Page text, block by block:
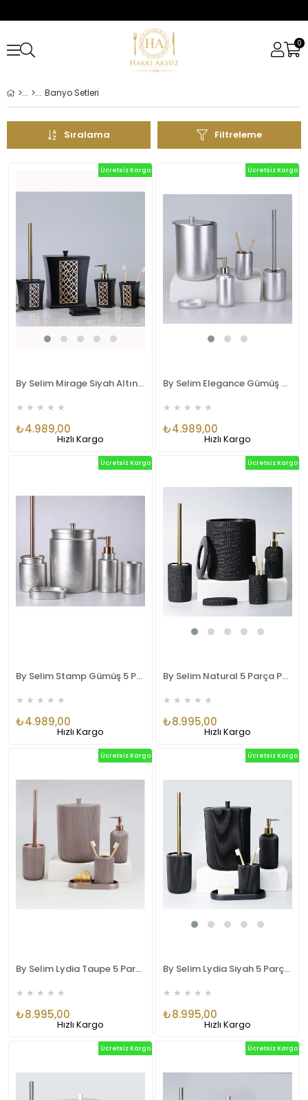
0
Banyo Setleri
Filtreleme
Sıralama
By Selim Mirage Siyah Altın 5 Parça Polyester Banyo Seti
★ ★ ★ ★ ★
₺4.989,00
Ücretsiz Kargo
Hızlı Kargo
By Selim Elegance Gümüş 5 Parça Polyester Banyo Seti
★ ★ ★ ★ ★
₺4.989,00
Ücretsiz Kargo
Hızlı Kargo
By Selim Stamp Gümüş 5 Parça Polyester Banyo Seti
★ ★ ★ ★ ★
₺4.989,00
Ücretsiz Kargo
Hızlı Kargo
By Selim Natural 5 Parça Polyester Banyo Seti Siyah
★ ★ ★ ★ ★
₺8.995,00
Ücretsiz Kargo
Hızlı Kargo
By Selim Lydia Taupe 5 Parça Polyester Banyo Seti
★ ★ ★ ★ ★
₺8.995,00
Ücretsiz Kargo
Hızlı Kargo
By Selim Lydia Siyah 5 Parça Polyester Banyo Seti
★ ★ ★ ★ ★
₺8.995,00
Ücretsiz Kargo
Hızlı Kargo
Ücretsiz Kargo Ücretsiz Kargo